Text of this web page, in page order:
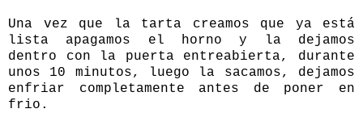
Una vez que la tarta creamos que ya está
lista apagamos el horno y la dejamos
dentro con la puerta entreabierta, durante
unos 10 minutos, luego la sacamos, dejamos
enfriar completamente antes de poner en
frio.